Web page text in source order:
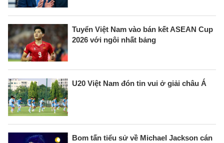
Tuyển Việt Nam vào bán kết ASEAN Cup
2026 với ngôi nhất bảng
U20 Việt Nam đón tin vui ở giải châu Á
Bom tấn tiểu sử về Michael Jackson cán